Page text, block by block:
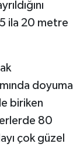
ila 20 metre
doyuma
biriken
80
çok güzel